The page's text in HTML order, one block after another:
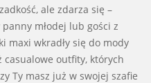
ale zdarza się –
młodej lub gości z
maxi wkradły się do mody
outfity, których
Ty masz już w swojej szafie